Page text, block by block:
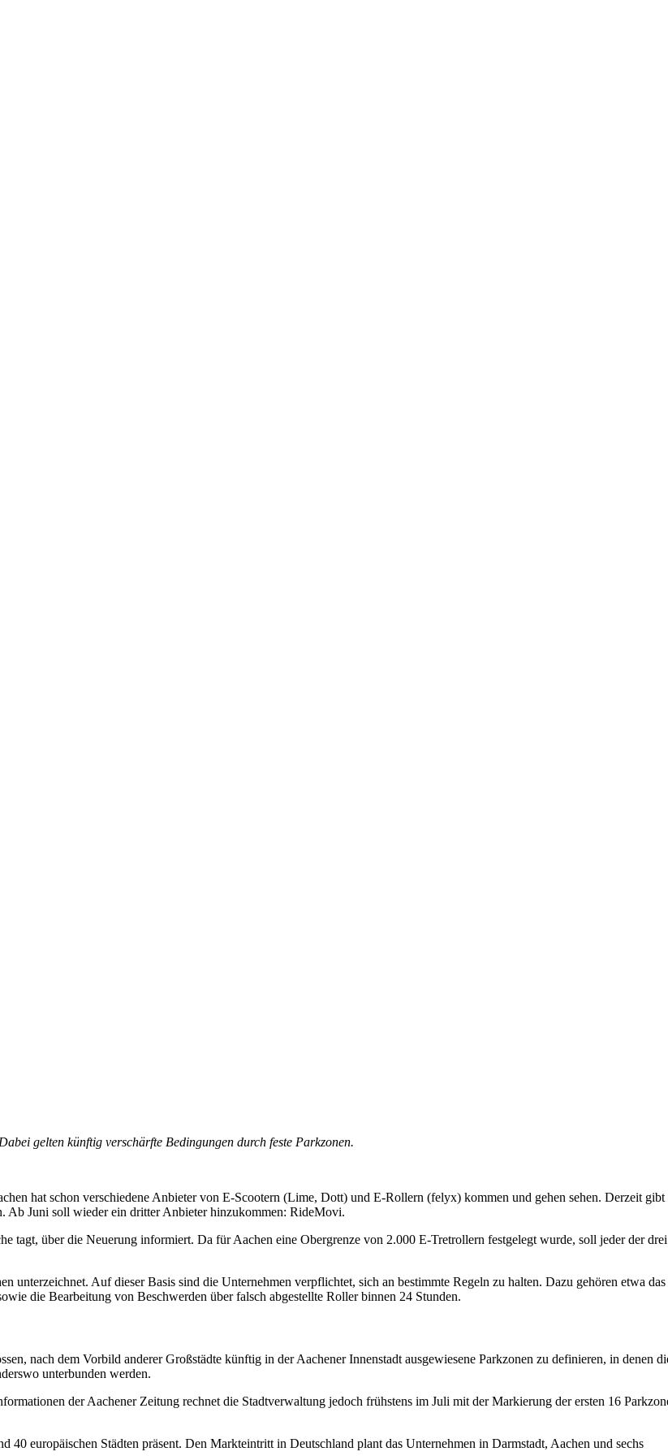
gelten künftig verschärfte Bedingungen durch feste Parkzonen.
hat schon verschiedene Anbieter von E-Scootern (Lime, Dott) und E-Rollern (felyx) kommen und gehen sehen. Derzeit gibt
Ab Juni soll wieder ein dritter Anbieter hinzukommen: RideMovi.
tagt, über die Neuerung informiert. Da für Aachen eine Obergrenze von 2.000 E-Tretrollern festgelegt wurde, soll jeder der drei
unterzeichnet. Auf dieser Basis sind die Unternehmen verpflichtet, sich an bestimmte Regeln zu halten. Dazu gehören etwa das
die Bearbeitung von Beschwerden über falsch abgestellte Roller binnen 24 Stunden.
nach dem Vorbild anderer Großstädte künftig in der Aachener Innenstadt ausgewiesene Parkzonen zu definieren, in denen
unterbunden werden.
der Aachener Zeitung rechnet die Stadtverwaltung jedoch frühstens im Juli mit der Markierung der ersten 16
europäischen Städten präsent. Den Markteintritt in Deutschland plant das Unternehmen in Darmstadt, Aachen und sechs